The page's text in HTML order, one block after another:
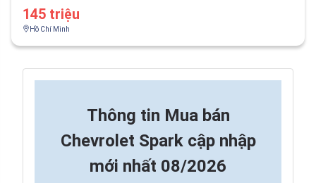
145 triệu
Hồ Chí Minh
Thông tin Mua bán
Chevrolet Spark cập nhập
mới nhất 08/2026